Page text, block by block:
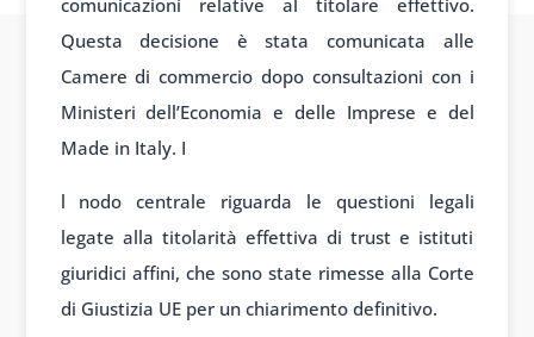
comunicazioni relative al titolare effettivo.
Questa decisione è stata comunicata alle
Camere di commercio dopo consultazioni con i
Ministeri dell’Economia e delle Imprese e del
Made in Italy. I
l nodo centrale riguarda le questioni legali
legate alla titolarità effettiva di trust e istituti
giuridici affini, che sono state rimesse alla Corte
di Giustizia UE per un chiarimento definitivo.